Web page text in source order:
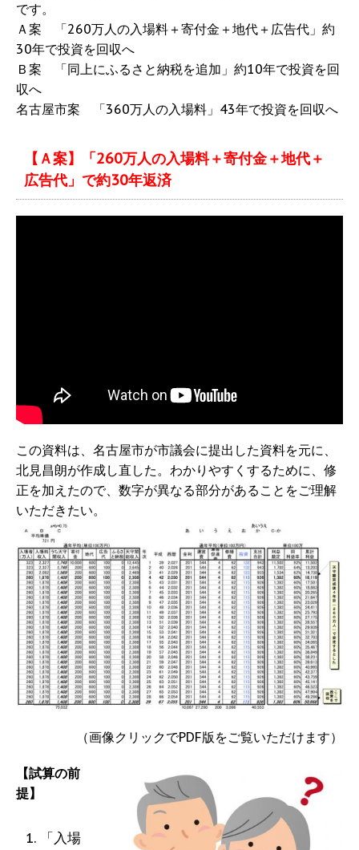
です。
Ａ案 「260万人の入場料＋寄付金＋地代＋広告代」約
30年で投資を回収へ
Ｂ案 「同上にふるさと納税を追加」約10年で投資を回
収へ
名古屋市案 「360万人の入場料」43年で投資を回収へ
【Ａ案】「260万人の入場料＋寄付金＋地代＋
広告代」で約30年返済
この資料は、名古屋市が市議会に提出した資料を元に、
北見昌朗が作成し直した。わかりやすくするために、修
正を加えたので、数字が異なる部分があることをご理解
いただきたい。
（画像クリックでPDF版をご覧いただけます）
【試算の前
提】
「入場